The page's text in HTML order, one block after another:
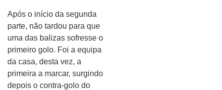
Após o início da segunda
parte, não tardou para que
uma das balizas sofresse o
primeiro golo. Foi a equipa
da casa, desta vez, a
primeira a marcar, surgindo
depois o contra-golo do